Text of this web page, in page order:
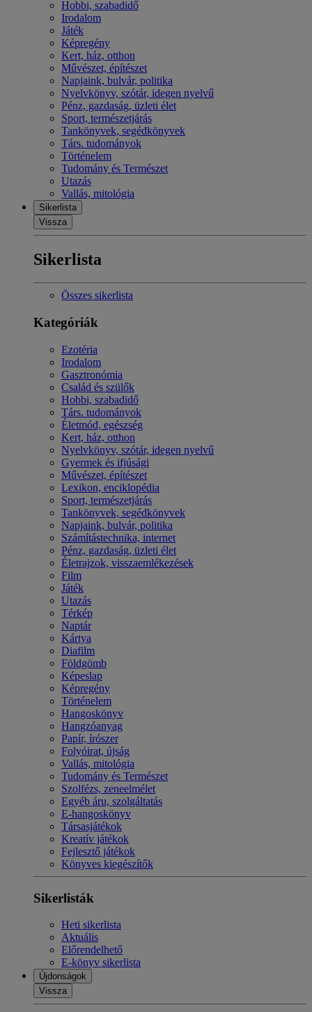
Hobbi, szabadidő
Irodalom
Játék
Képregény
Kert, ház, otthon
Művészet, építészet
Napjaink, bulvár, politika
Nyelvkönyv, szótár, idegen nyelvű
Pénz, gazdaság, üzleti élet
Sport, természetjárás
Tankönyvek, segédkönyvek
Társ. tudományok
Történelem
Tudomány és Természet
Utazás
Vallás, mitológia
Sikerlista
Vissza
Sikerlista
Összes sikerlista
Kategóriák
Ezotéria
Irodalom
Gasztronómia
Család és szülők
Hobbi, szabadidő
Társ. tudományok
Életmód, egészség
Kert, ház, otthon
Nyelvkönyv, szótár, idegen nyelvű
Gyermek és ifjúsági
Művészet, építészet
Lexikon, enciklopédia
Sport, természetjárás
Tankönyvek, segédkönyvek
Napjaink, bulvár, politika
Számítástechnika, internet
Pénz, gazdaság, üzleti élet
Életrajzok, visszaemlékezések
Film
Játék
Utazás
Térkép
Naptár
Kártya
Diafilm
Földgömb
Képeslap
Képregény
Történelem
Hangoskönyv
Hangzóanyag
Papír, írószer
Folyóirat, újság
Vallás, mitológia
Tudomány és Természet
Szolfézs, zeneelmélet
Egyéb áru, szolgáltatás
E-hangoskönyv
Társasjátékok
Kreatív játékok
Fejlesztő játékok
Könyves kiegészítők
Sikerlisták
Heti sikerlista
Aktuális
Előrendelhető
E-könyv sikerlista
Újdonságok
Vissza